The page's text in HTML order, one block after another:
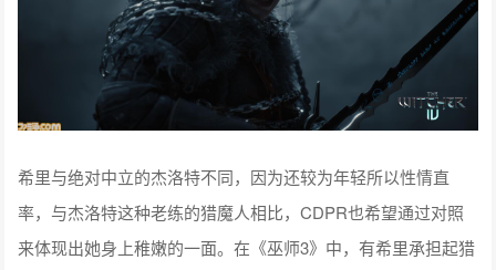
希里与绝对中立的杰洛特不同，因为还较为年轻所以性情直
率，与杰洛特这种老练的猎魔人相比，CDPR也希望通过对照
来体现出她身上稚嫩的一面。在《巫师3》中，有希里承担起猎